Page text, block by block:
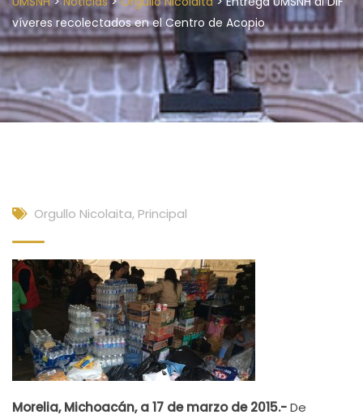
víveres recolectados en el Centro de Acopio
Orgullo Nicolaita, Principal
Morelia, Michoacán, a 17 de marzo de 2015.-De